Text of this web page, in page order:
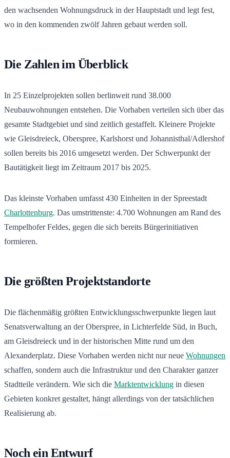
den wachsenden Wohnungsdruck in der Hauptstadt und legt fest,
wo in den kommenden zwölf Jahren gebaut werden soll.
Die Zahlen im Überblick
In 25 Einzelprojekten sollen berlinweit rund 38.000
Neubauwohnungen entstehen. Die Vorhaben verteilen sich über das
gesamte Stadtgebiet und sind zeitlich gestaffelt. Kleinere Projekte
wie Gleisdreieck, Oberspree, Karlshorst und Johannisthal/Adlershof
sollen bereits bis 2016 umgesetzt werden. Der Schwerpunkt der
Bautätigkeit liegt im Zeitraum 2017 bis 2025.
Das kleinste Vorhaben umfasst 430 Einheiten in der Spreestadt
Charlottenburg. Das umstrittenste: 4.700 Wohnungen am Rand des
Tempelhofer Feldes, gegen die sich bereits Bürgerinitiativen
formieren.
Die größten Projektstandorte
Die flächenmäßig größten Entwicklungsschwerpunkte liegen laut
Senatsverwaltung an der Oberspree, in Lichterfelde Süd, in Buch,
am Gleisdreieck und in der historischen Mitte rund um den
Alexanderplatz. Diese Vorhaben werden nicht nur neue Wohnungen
schaffen, sondern auch die Infrastruktur und den Charakter ganzer
Stadtteile verändern. Wie sich die Marktentwicklung in diesen
Gebieten konkret gestaltet, hängt allerdings von der tatsächlichen
Realisierung ab.
Noch ein Entwurf